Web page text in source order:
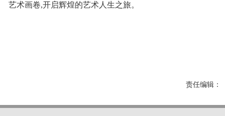
艺术画卷,开启辉煌的艺术人生之旅。
责任编辑：